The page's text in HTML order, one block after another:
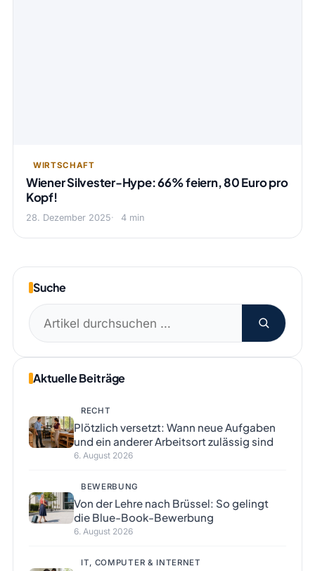
WIRTSCHAFT
Wiener Silvester-Hype: 66% feiern, 80 Euro pro
Kopf!
28. Dezember 2025 4 min
Suche
Suchen
nach:
Aktuelle Beiträge
RECHT
Plötzlich versetzt: Wann neue Aufgaben
und ein anderer Arbeitsort zulässig sind
6. August 2026
BEWERBUNG
Von der Lehre nach Brüssel: So gelingt
die Blue-Book-Bewerbung
6. August 2026
IT, COMPUTER & INTERNET